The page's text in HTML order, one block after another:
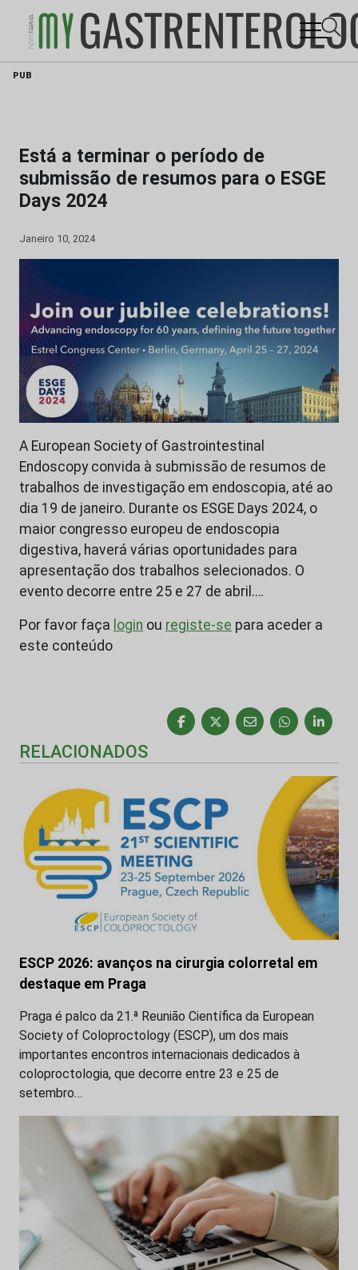
Skip
PUB
Está a terminar o período de
submissão de resumos para o ESGE
Days 2024
Janeiro 10, 2024
A European Society of Gastrointestinal
Endoscopy convida à submissão de resumos de
trabalhos de investigação em endoscopia, até ao
dia 19 de janeiro. Durante os ESGE Days 2024, o
maior congresso europeu de endoscopia
digestiva, haverá várias oportunidades para
apresentação dos trabalhos selecionados. O
evento decorre entre 25 e 27 de abril.…
Por favor faça login ou registe-se para aceder a
este conteúdo
RELACIONADOS
ESCP 2026: avanços na cirurgia colorretal em
destaque em Praga
Praga é palco da 21.ª Reunião Científica da European
Society of Coloproctology (ESCP), um dos mais
importantes encontros internacionais dedicados à
coloproctologia, que decorre entre 23 e 25 de
setembro…